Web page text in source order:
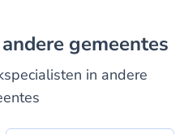
gemeentes
in andere